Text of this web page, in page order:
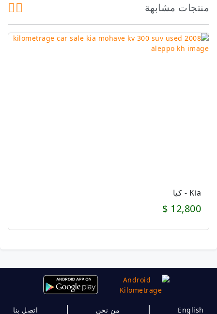
منتجات مشابهة
Kia - كيا
12,800 $
English
| من نحن | اتصل بنا